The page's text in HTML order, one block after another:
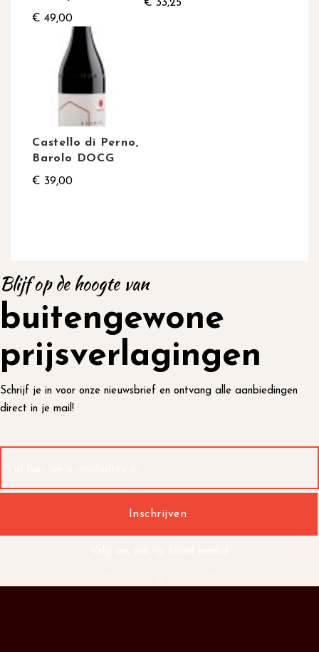
€ 49,00
€ 33,25
Castello di Perno,
Barolo DOCG
€ 39,00
Blijf op de hoogte van
buitengewone
prijsverlagingen
Schrijf je in voor onze nieuwsbrief en ontvang alle aanbiedingen
direct in je mail!